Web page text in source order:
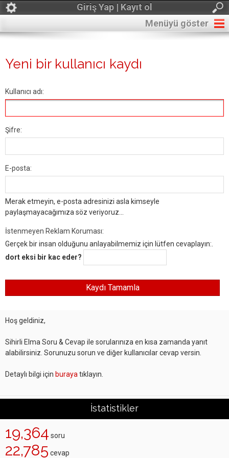
Giriş Yap | Kayıt ol
Menüyü göster
Yeni bir kullanıcı kaydı
Kullanıcı adı:
Şifre:
E-posta:
Merak etmeyin, e-posta adresinizi asla kimseyle
paylaşmayacağımıza söz veriyoruz...
İstenmeyen Reklam Koruması:
Gerçek bir insan olduğunu anlayabilmemiz için lütfen cevaplayın:.
dort eksi bir kac eder?
Hoş geldiniz,
Sihirli Elma Soru & Cevap ile sorularınıza en kısa zamanda yanıt
alabilirsiniz. Sorunuzu sorun ve diğer kullanıcılar cevap versin.
Detaylı bilgi için buraya tıklayın.
İstatistikler
19,364 soru
22,785 cevap